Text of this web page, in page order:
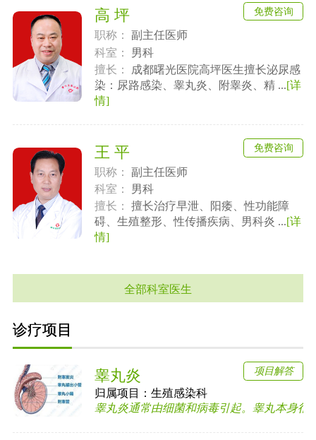
高 坪
职称：
副主任医师
科室：
男科
擅长：
成都曙光医院高坪医生擅长泌尿感
染：尿路感染、睾丸炎、附睾炎、精 ...[详
情]
免费咨询
王 平
职称：
副主任医师
科室：
男科
擅长：
擅长治疗早泄、阳痿、性功能障
碍、生殖整形、性传播疾病、男科炎 ...[详
情]
免费咨询
全部科室医生
诊疗项目
睾丸炎
归属项目：生殖感染科
睾丸炎通常由细菌和病毒引起。睾丸本身很
项目解答